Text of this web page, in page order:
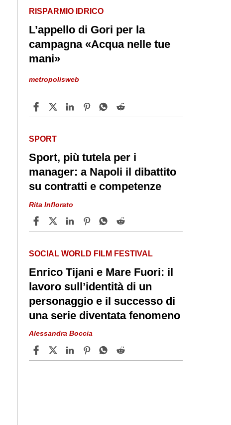
RISPARMIO IDRICO
L’appello di Gori per la
campagna «Acqua nelle tue
mani»
metropolisweb
SPORT
Sport, più tutela per i
manager: a Napoli il dibattito
su contratti e competenze
Rita Inflorato
SOCIAL WORLD FILM FESTIVAL
Enrico Tijani e Mare Fuori: il
lavoro sull’identità di un
personaggio e il successo di
una serie diventata fenomeno
Alessandra Boccia